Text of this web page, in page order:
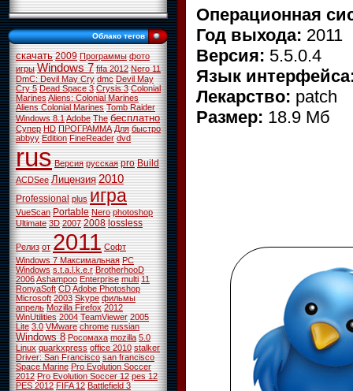
Облако тегов
скачать 2009 Программы фото
игры Windows 7 fifa 2012 Nero 11
DmC: Devil May Cry dmc Devil May
Cry 5 Dead Space 3 Crysis 3 Colonial
MarinesAliens: Colonial Marines
Aliens Colonial Marines Tomb Raider
Windows 8.1Adobe The бесплатно
Супер HD ПРОГРАММА Для быстро
abbyy Edition FineReader dvd
rus Версия русская pro Build
ACDSee Лицензия 2010
Professional plus игра
VueScan Portable Nero photoshop
Ultimate 3D 2007 2008 lossless
Релиз от 2011 Софт
Windows 7 Максимальная PC
Windows s.t.a.l.k.e.r BrotherhooD
2006Ashampoo Enterprise multi 11
RonyaSoft CDAdobe Photoshop
Microsoft 2003 Skype фильмы
апрель Mozilla Firefox 2012
WinUtilities 2004 TeamViewer 2005
Lite 3.0 VMware chrome russian
Windows 8 Росомаха mozilla 5.0
Linux quarkxpress office 2010 stalker
Driver: San Francisco san francisco
Space Marine Pro Evolution Soccer
2012 Pro Evolution Soccer 12 pes 12
PES 2012 FIFA 12 Battlefield 3
Операционная
Год выхода: 2011
Версия: 5.5.0.4
Язык
Лекарство: patch
Размер: 18.9 Мб